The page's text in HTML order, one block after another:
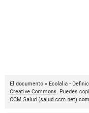
El documento « Ecolalia -
Creative Commons. Puedes
CCM Salud (salud.ccm.net)